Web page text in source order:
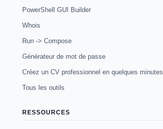
PowerShell GUI Builder
Whois
Run -> Compose
Générateur de mot de passe
Créez un CV professionnel en quelques minutes
Tous les outils
RESSOURCES